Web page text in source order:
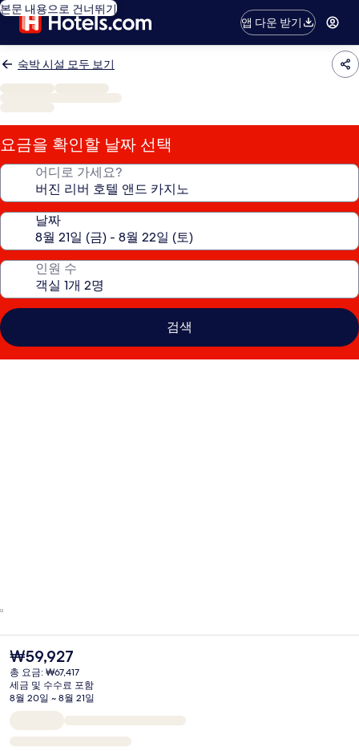
본문 내용으로 건너뛰기
앱 다운 받기
숙박 시설 모두 보기
요금을 확인할 날짜 선택
어디로 가세요?
날짜
인원 수
검색
현
재
가
격
은
₩59,927
₩59,927
총 요금: ₩67,417
세금 및 수수료 포함
8월 20일 ~ 8월 21일